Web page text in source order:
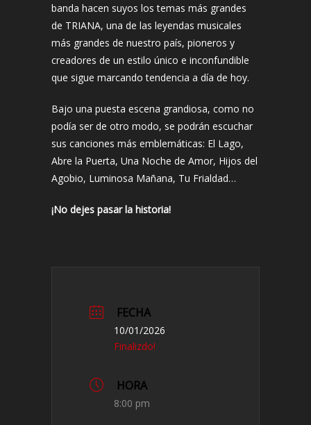
banda hacen suyos los temas más grandes
de TRIANA, una de las leyendas musicales
más grandes de nuestro país, pioneros y
creadores de un estilo único e inconfundible
que sigue marcando tendencia a día de hoy.
Bajo una puesta escena grandiosa, como no
podía ser de otro modo, se podrán escuchar
sus canciones más emblemáticas: El Lago,
Abre la Puerta, Una Noche de Amor, Hijos del
Agobio, Luminosa Mañana, Tu Frialdad…
¡No dejes pasar la historia!
FECHA
10/01/2026
Finalizdo!
HORA
8:00 pm